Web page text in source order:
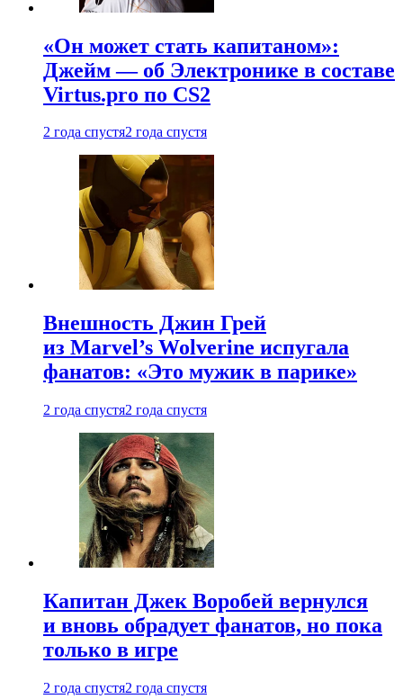
«Он может стать капитаном»:
Джейм — об Электронике в составе
Virtus.pro по CS2
2 года спустя2 года спустя
Внешность Джин Грей
из Marvel’s Wolverine испугала
фанатов: «Это мужик в парике»
2 года спустя2 года спустя
Капитан Джек Воробей вернулся
и вновь обрадует фанатов, но пока
только в игре
2 года спустя2 года спустя